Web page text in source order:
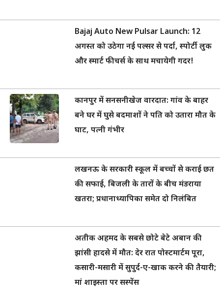
Bajaj Auto New Pulsar Launch: 12
अगस्त को उठेगा नई पल्सर से पर्दा, स्पोर्टी लुक
और स्मार्ट फीचर्स के साथ मचायेगी गदर!
कानपुर में सनसनीखेज वारदात: गांव के बाहर
बने घर में घुसे बदमाशों ने पति को उतारा मौत के
घाट, पत्नी गंभीर
लखनऊ के सरकारी स्कूल में बच्चों से कराई छत
की सफाई, बिजली के तारों के बीच मंडराया
खतरा; प्रधानाध्यापिका समेत दो निलंबित
अतीक अहमद के सबसे छोटे बेटे अबान की
झांसी हादसे में मौत: देर रात पोस्टमार्टम पूरा,
कसारी-मसारी में सुपुर्द-ए-खाक करने की तैयारी;
मां शाइस्ता पर सस्पेंस